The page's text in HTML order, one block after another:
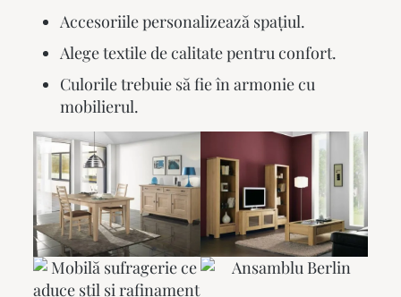
Accesoriile personalizează spațiul.
Alege textile de calitate pentru confort.
Culorile trebuie să fie în armonie cu
mobilierul.